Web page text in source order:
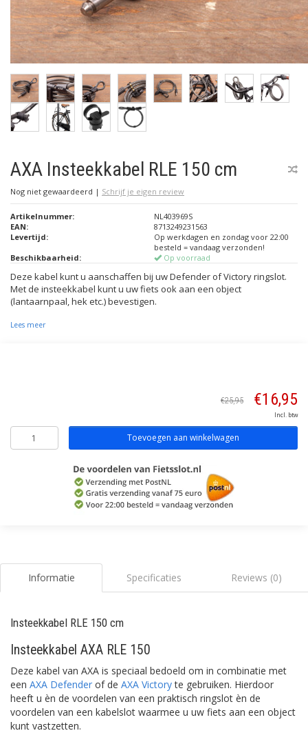
AXA Insteekkabel RLE 150 cm
Nog niet gewaardeerd | Schrijf je eigen review
Artikelnummer:
NL403969S
EAN:
8713249231563
Levertijd:
Op werkdagen en zondag voor 22:00
besteld = vandaag verzonden!
Beschikbaarheid:
Op voorraad
Deze kabel kunt u aanschaffen bij uw Defender of Victory ringslot.
Met de insteekkabel kunt u uw fiets ook aan een object
(lantaarnpaal, hek etc.) bevestigen.
Lees meer
€25,95 €16,95
Incl. btw
Toevoegen aan winkelwagen
Informatie Specificaties Reviews (0)
Insteekkabel RLE 150 cm
Insteekkabel AXA RLE 150
Deze kabel van AXA is speciaal bedoeld om in combinatie met
een AXA Defender of de AXA Victoryte gebruiken. Hierdoor
heeft u èn de voordelen van een praktisch ringslot èn de
voordelen van een kabelslot waarmee u uw fiets aan een object
kunt vastzetten.